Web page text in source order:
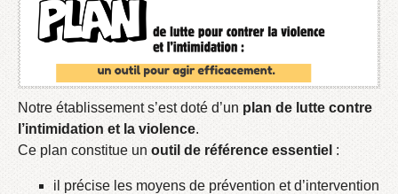
Notre établissement s’est doté d’un plan de lutte contre
l’intimidation et la violence.
Ce plan constitue un outil de référence essentiel :
il précise les moyens de prévention et d’intervention